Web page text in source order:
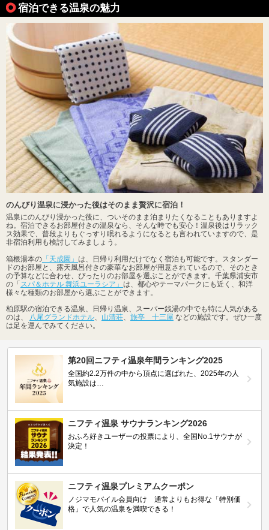
宿泊できる温泉の魅力
のんびり温泉に浸かった後はそのまま贅沢に宿泊！
温泉にのんびり浸かった後に、ついそのまま泊まりたくなることもありますよ
ね。宿泊できるお部屋付きの温泉なら、そんな時でも安心！温泉後はリラック
ス効果で、普段よりもぐっすり眠れるようになるとも言われていますので、是
非宿泊利用も検討してみましょう。
箱根湯本の 「天成園」 は、日帰り利用だけでなく宿泊も可能です。スタンダー
ドのお部屋と、露天風呂付きの豪華なお部屋が用意されているので、そのとき
の予算などに合わせ、ぴったりのお部屋を選ぶことができます。千葉県浦安市
の「スパ＆ホテル 舞浜ユーラシア」 は、都心やテーマパークにも近く、和洋
様々な種類のお部屋から選ぶことができます。
柏原駅の宿泊できる温泉、日帰り温泉、スーパー銭湯の中でも特に人気がある
のは、 八尾グランドホテル、 山清荘、 旅亭 十三屋 などの施設です。ぜひ一度
は足を運んでみてください。
第20回ニフティ温泉年間ランキング2025
全国約2.2万件の中から頂点に選ばれた、2025年の人
気施設は…
ニフティ温泉 サウナランキング2026
おふろ好きユーザーの投票により、全国No.1サウナが
決定！
ニフティ温泉プレミアムクーポン
ノジマモバイル会員向け 通常よりもお得な「特別価
格」で人気の温泉を満喫できる！